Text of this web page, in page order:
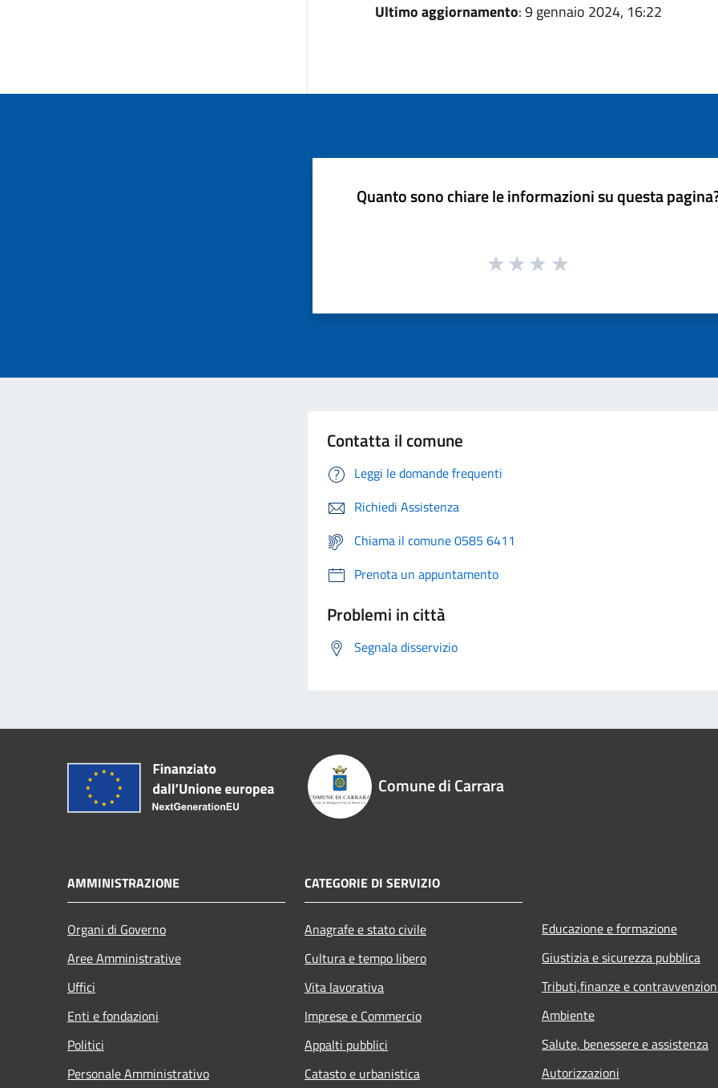
Ultimo aggiornamento: 9 gennaio 2024, 16:22
Quanto sono chiare le informazioni su questa
Contatta il comune
Leggi le domande frequenti
Richiedi Assistenza
Chiama il comune 0585 6411
Prenota un appuntamento
Problemi in città
Segnala disservizio
Comune di Carrara
AMMINISTRAZIONE
Organi di Governo
Aree Amministrative
Uffici
Enti e fondazioni
Politici
Personale Amministrativo
CATEGORIE DI SERVIZIO
Anagrafe e stato civile
Cultura e tempo libero
Vita lavorativa
Imprese e Commercio
Appalti pubblici
Catasto e urbanistica
Educazione e formazione
Giustizia e sicurezza pubblica
Tributi,finanze e
Ambiente
Salute, benessere e assistenza
Autorizzazioni